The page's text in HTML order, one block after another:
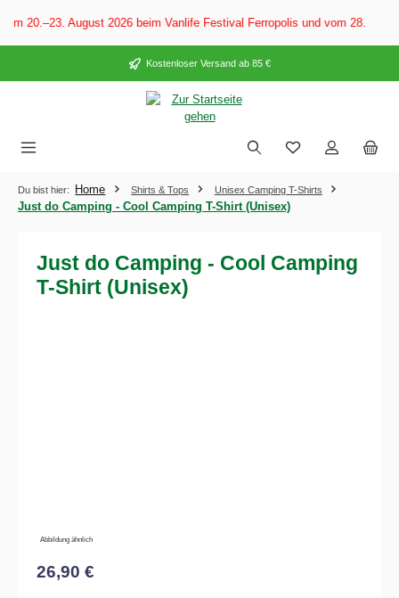
springenAugust 2026 beim Vanlife Festival Ferropolis und vom 28.
Kostenloser Versand ab 85 €
Du bist hier: Home Shirts & Tops Unisex Camping T-Shirts
Just do Camping - Cool Camping T-Shirt (Unisex)
Just do Camping - Cool Camping
T-Shirt (Unisex)
Abbildung ähnlich
26,90 €